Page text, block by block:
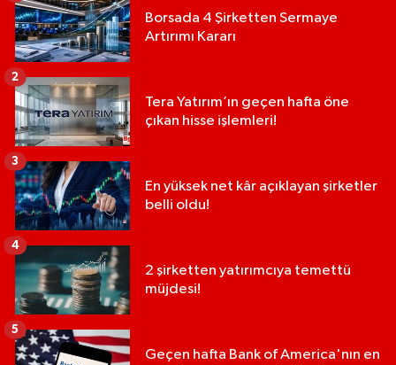
Borsada 4 Şirketten Sermaye
Artırımı Kararı
Tera Yatırım’ın geçen hafta öne
çıkan hisse işlemleri!
2
En yüksek net kâr açıklayan şirketler
belli oldu!
3
2 şirketten yatırımcıya temettü
müjdesi!
4
Geçen hafta Bank of America'nın en
5